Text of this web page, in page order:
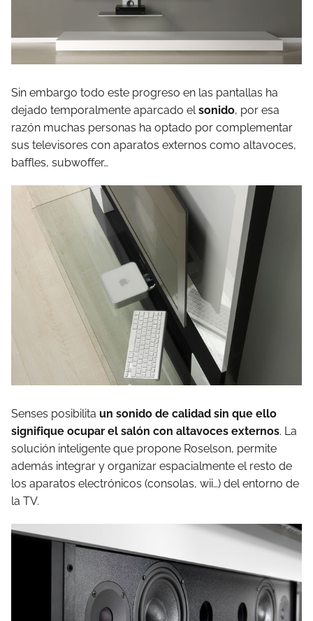
Sin embargo todo este progreso en las pantallas ha
dejado temporalmente aparcado el sonido, por esa
razón muchas personas ha optado por complementar
sus televisores con aparatos externos como altavoces,
baffles, subwoffer…
Senses posibilita un sonido de calidad sin que ello
signifique ocupar el salón con altavoces externos. La
solución inteligente que propone Roselson, permite
además integrar y organizar espacialmente el resto de
los aparatos electrónicos (consolas, wii…) del entorno de
la TV.